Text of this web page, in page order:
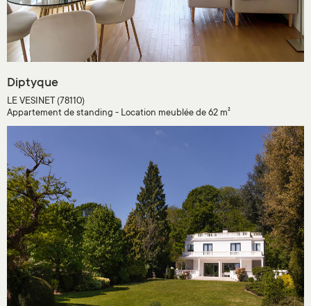
Diptyque
LE VESINET (78110)
Appartement de standing - Location meublée de 62 m²